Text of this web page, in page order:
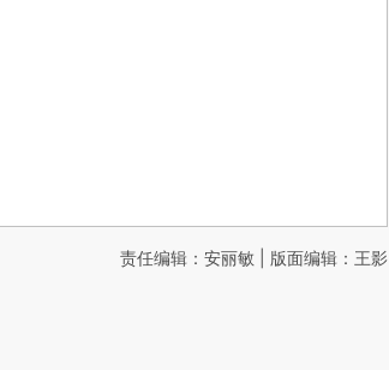
责任编辑：安丽敏 | 版面编辑：王影